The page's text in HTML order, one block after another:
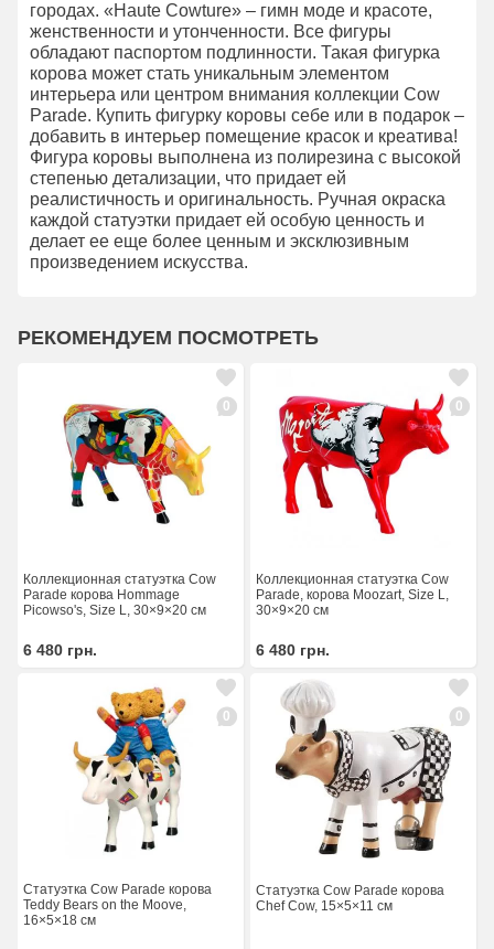
городах. «Haute Cowture» – гимн моде и красоте,
женственности и утонченности. Все фигуры
обладают паспортом подлинности. Такая фигурка
корова может стать уникальным элементом
интерьера или центром внимания коллекции Cow
Parade. Купить фигурку коровы себе или в подарок –
добавить в интерьер помещение красок и креатива!
Фигура коровы выполнена из полирезина с высокой
степенью детализации, что придает ей
реалистичность и оригинальность. Ручная окраска
каждой статуэтки придает ей особую ценность и
делает ее еще более ценным и эксклюзивным
произведением искусства.
РЕКОМЕНДУЕМ ПОСМОТРЕТЬ
0
Коллекционная статуэтка Cow
Parade корова Hommage
Picowso's, Size L, 30×9×20 см
6 480 грн.
0
Коллекционная статуэтка Cow
Parade, корова Moozart, Size L,
30×9×20 см
6 480 грн.
0
Статуэтка Cow Parade корова
Teddy Bears on the Moove,
16×5×18 см
0
Статуэтка Cow Parade корова
Chef Cow, 15×5×11 см